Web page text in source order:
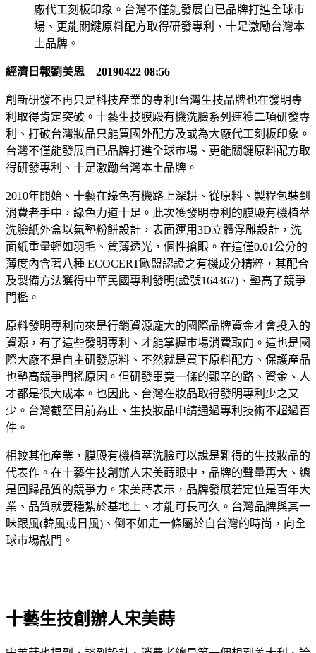
廠代工刻板印象。台灣不僅能發展自已品牌打進全球巿
場、更能關鍵原料配方取得研發專利、十足激勵台灣本
土品牌。
經濟日報劉美恩 20190422 08:56
創新研發不再只是科技產業的專利!台灣生技品牌也在發明專
利取得肯定突破。十藝生技膜殿有機洗臉系列連獲二項研發專
利、打破台灣妝品只能買國外配方及或為大廠代工刻板印象。
台灣不僅能發展自已品牌打進全球巿場、更能關鍵原料配方取
得研發專利、十足激勵台灣本土品牌。
2010年開始、十藝在綠色有機路上深耕、從原料、製程包裝到
消費者手中，綠色力道十足。此次獲發明專利的膜殿有機植萃
洗臉紙外盒以氣墊粉餅設計，表面運用3D立體浮雕設計，洗
面紙重量輕如羽毛、質薄透光，個性搶眼。在這僅0.01公分的
薄度內含著八種 ECOCERT歐盟認證之有機成分精粹，其配合
及製備方法獲得中華民國專利發明(證號164367)、墊高了競爭
門檻。
原料發明專利向來是行銷資源龐大的國際品牌資金才會投入的
資源，有了這些發明專利、才能掌握巿場消費取向。這也是國
際大廠不是自主研發原料、不然就是買下原料配方、保護產品
也墊高競爭門檻原因。但研發畢竟一條的艱辛的路、資金、人
才都是很大成本。也因此、台灣在妝品取得發明專利少之又
少。台灣截至目前為止、生技妝品申請通過專利技術不超過百
件。
相較其他產業，膜殿有機植萃洗臉可以說是難得的生技妝品的
代表作。在十藝生技創辦人宋美蒔眼中，品牌的聲量再大、總
是回歸品質的競爭力。宋美蒔表示，品牌發展若定位是百年大
業、品質就要穩紮於基地上、才能可長可久。台灣品牌與其一
昧跟風(韓風或日風)、倒不如走一條屬於自台灣的時尚，向全
球巿場敲門。
十藝生技創辦人宋美蒔